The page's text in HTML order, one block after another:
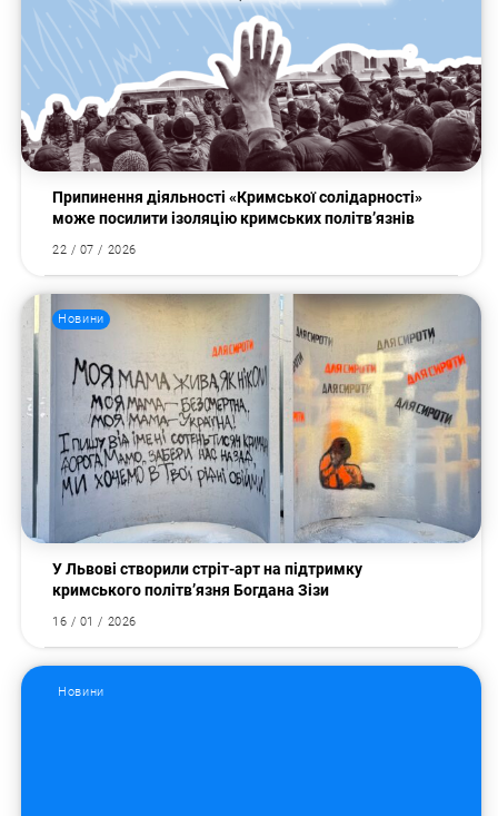
Пошук за запитом:
Припинення діяльності «Кримської солідарності»
може посилити ізоляцію кримських політв’язнів
22 / 07 / 2026
Новини
У Львові створили стріт-арт на підтримку
кримського політв’язня Богдана Зізи
16 / 01 / 2026
Новини